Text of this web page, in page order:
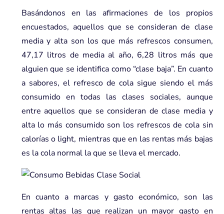
Basándonos en las afirmaciones de los propios
encuestados, aquellos que se consideran de clase
media y alta son los que más refrescos consumen,
47,17 litros de media al año, 6,28 litros más que
alguien que se identifica como “clase baja”. En cuanto
a sabores, el refresco de cola sigue siendo el más
consumido en todas las clases sociales, aunque
entre aquellos que se consideran de clase media y
alta lo más consumido son los refrescos de cola sin
calorías o light, mientras que en las rentas más bajas
es la cola normal la que se lleva el mercado.
En cuanto a marcas y gasto económico, son las
rentas altas las que realizan un mayor gasto en